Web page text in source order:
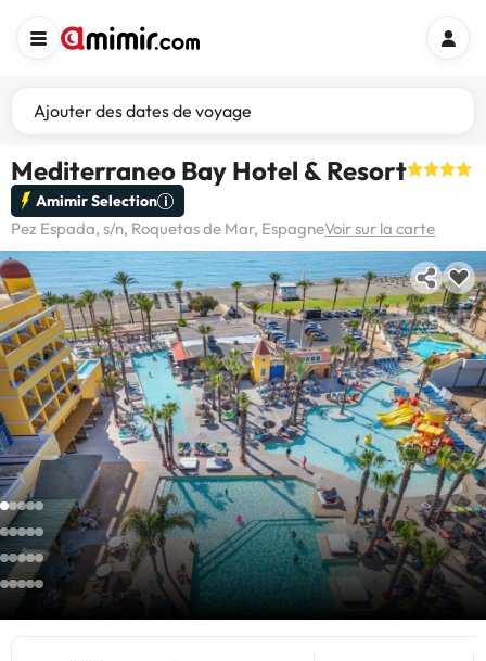
Ajouter des dates de voyage
Mediterraneo Bay Hotel & Resort
Amimir Selection
Pez Espada, s/n, Roquetas de Mar, EspagneVoir sur la carte